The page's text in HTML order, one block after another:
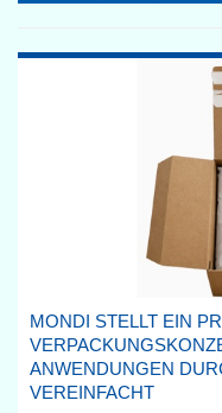
MONDI STELLT EIN
ANWENDUNGEN
VEREINFACHT